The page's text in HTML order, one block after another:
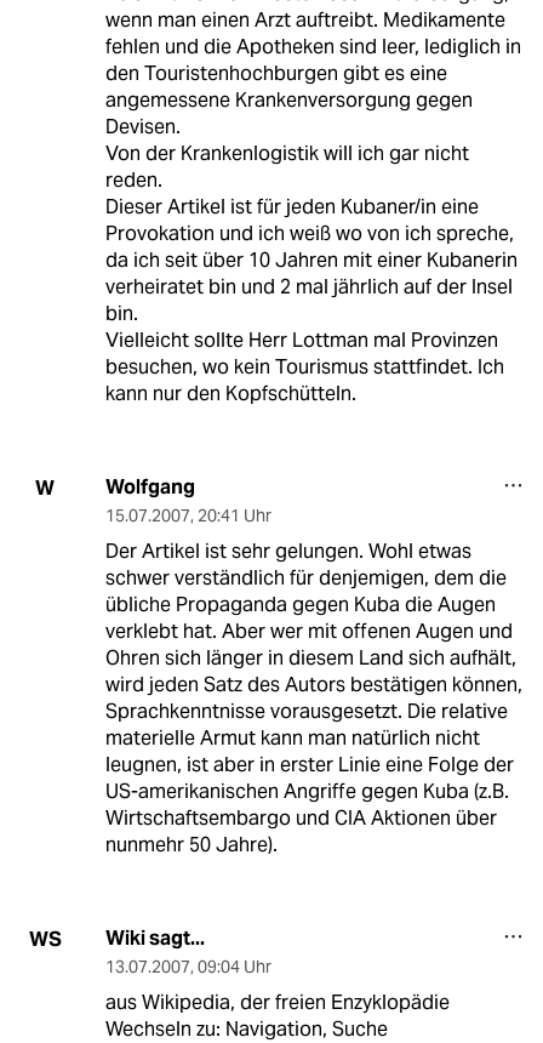
wenn man einen Arzt auftreibt. Medikamente
fehlen und die Apotheken sind leer, lediglich in
den Touristenhochburgen gibt es eine
angemessene Krankenversorgung gegen
Devisen.
Von der Krankenlogistik will ich gar nicht
reden.
Dieser Artikel ist für jeden Kubaner/in eine
Provokation und ich weiß wo von ich spreche,
da ich seit über 10 Jahren mit einer Kubanerin
verheiratet bin und 2 mal jährlich auf der Insel
bin.
Vielleicht sollte Herr Lottman mal Provinzen
besuchen, wo kein Tourismus stattfindet. Ich
kann nur den Kopfschütteln.
W Wolfgang
15.07.2007, 20:41 Uhr
Der Artikel ist sehr gelungen. Wohl etwas
schwer verständlich für denjemigen, dem die
übliche Propaganda gegen Kuba die Augen
verklebt hat. Aber wer mit offenen Augen und
Ohren sich länger in diesem Land sich aufhält,
wird jeden Satz des Autors bestätigen können,
Sprachkenntnisse vorausgesetzt. Die relative
materielle Armut kann man natürlich nicht
leugnen, ist aber in erster Linie eine Folge der
US-amerikanischen Angriffe gegen Kuba (z.B.
Wirtschaftsembargo und CIA Aktionen über
nunmehr 50 Jahre).
WS Wiki sagt...
13.07.2007, 09:04 Uhr
aus Wikipedia, der freien Enzyklopädie
Wechseln zu: Navigation, Suche